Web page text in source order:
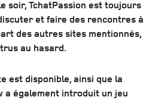
soir, TchatPassion est toujours
et faire des rencontres à
des autres sites mentionnés,
au hasard.
est disponible, ainsi que la
a également introduit un jeu